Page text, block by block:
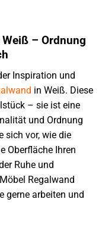
– Ordnung
Inspiration und
in Weiß. Diese
– sie ist eine
und Ordnung
sich vor, wie die
Oberfläche Ihren
Ruhe und
Regalwand
gerne arbeiten und